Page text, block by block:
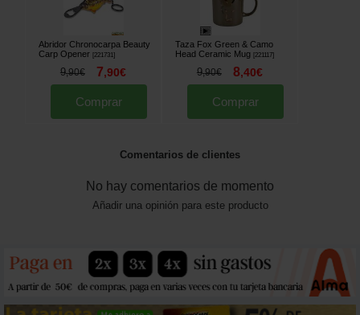
Abridor Chronocarpa Beauty
Carp Opener
221731]
9,90€ 7,90€
Comprar
Taza Fox Green & Camo
Head Ceramic Mug
221117]
9,90€ 8,40€
Comprar
Comentarios de clientes
No hay comentarios de momento
Añadir una opinión para este producto